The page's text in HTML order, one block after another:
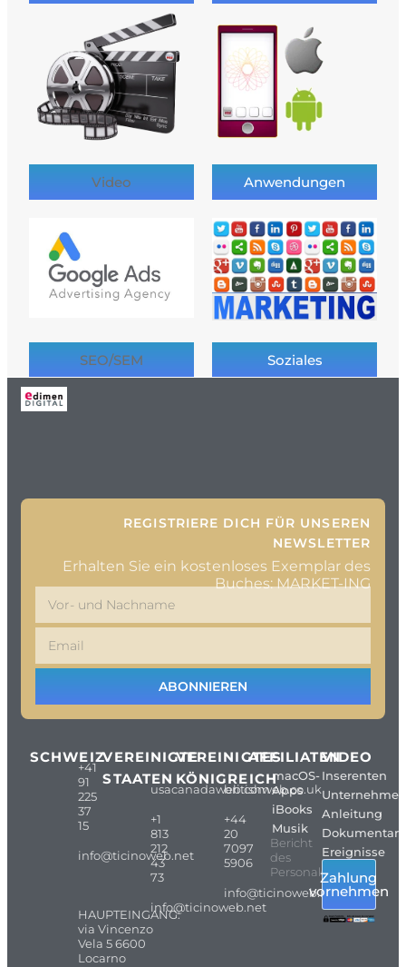
Video Anwendungen
SEO/SEM Soziales
REGISTRIERE DICH FÜR UNSEREN
NEWSLETTER
Erhalten Sie ein kostenloses Exemplar des
Buches: MARKET-ING
ABONNIEREN
SCHWEIZ
+41
91
225
37
15
info@ticinoweb.net
HAUPTEINGANG:
via Vincenzo
Vela 5 6600
Locarno
VEREINIGTE
STAATEN
usacanadaweb.com
+1
813
212
43
73
info@ticinoweb.net
VEREINIGTES
KÖNIGREICH
britishweb.co.uk
+44
20
7097
5906
info@ticinoweb.net
AFFILIATEN
macOS-
Apps
iBooks
Musik
Bericht
des
Personals
VIDEO
Inserenten
Unternehmen
Anleitung
Ereignisse
Zahlung
vornehmen